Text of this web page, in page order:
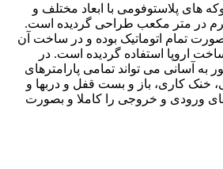
های پلاستوفومی با ابعاد مختلف و
بین ۴۰-۱۰ کیلوگرم در متر مکعب طراحی گردیده است.
تمام اتوماتیک بوده و در ساخت آن
اروپا استفاده گردیده است. در
به آسانی می تواند تمامی پارامترهای
خنک کاری، باز و بست قفل و دربها و
ورودی و خروجی را کاملا و بصورت